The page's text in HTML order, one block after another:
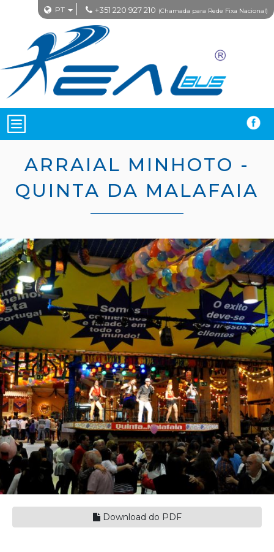
PT +351 220 927 210 (Chamada para Rede Fixa Nacional)
ARRAIAL MINHOTO -
QUINTA DA MALAFAIA
Download do PDF